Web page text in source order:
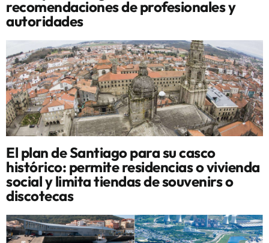
recomendaciones de profesionales y
autoridades
El plan de Santiago para su casco
histórico: permite residencias o vivienda
social y limita tiendas de souvenirs o
discotecas